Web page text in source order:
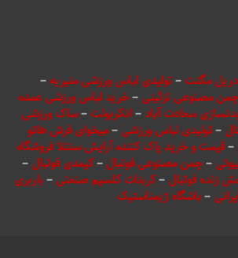
دریل مگنت–تولیدی لباس ورزشی منیریه–
چمن مصنوعی تزئینی –خرید لباس ورزشی عمده
سعادت آباد – انکربولت–ساک ورزشی
–تولیدی لباس ورزشی –میخوای فرش هاتو
–قیمت و خرید پاک کننده آرایش سنتلا فروشگاه
–چمن مصنوعی فوتبال –کیمدی فوتبال –
زنده فوتبال –کربنات کلسیم صنعتی –باربری
–باشگاه ژیمناستیک